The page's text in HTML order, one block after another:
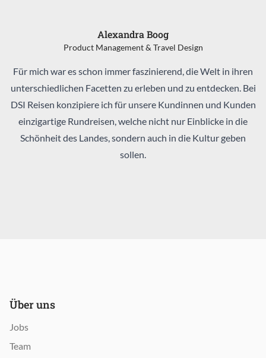
Alexandra Boog
Product Management & Travel Design
Für mich war es schon immer faszinierend, die Welt in ihren
unterschiedlichen Facetten zu erleben und zu entdecken. Bei
DSI Reisen konzipiere ich für unsere Kundinnen und Kunden
einzigartige Rundreisen, welche nicht nur Einblicke in die
Schönheit des Landes, sondern auch in die Kultur geben
sollen.
Über uns
Jobs
Team